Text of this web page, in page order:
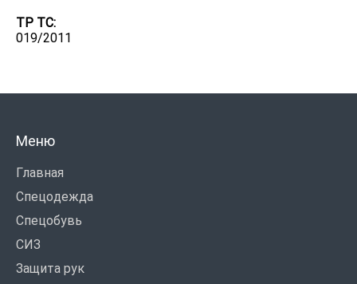
ТР ТС:
019/2011
Меню
Главная
Спецодежда
Спецобувь
СИЗ
Защита рук